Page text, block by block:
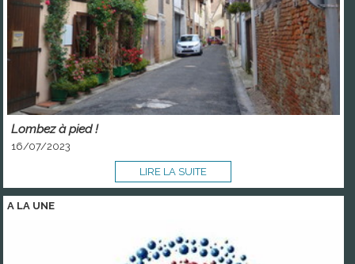
Lombez à pied !
16/07/2023
LIRE LA SUITE
A LA UNE